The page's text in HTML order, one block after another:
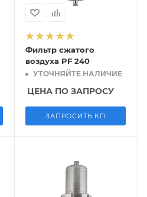
Фильтр сжатого
воздуха PF 240
УТОЧНЯЙТЕ НАЛИЧИЕ
ЦЕНА ПО ЗАПРОСУ
ЗАПРОСИТЬ КП